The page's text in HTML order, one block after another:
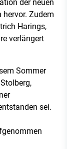
der neuen
hervor. Zudem
Harings,
verlängert
Sommer
sei.